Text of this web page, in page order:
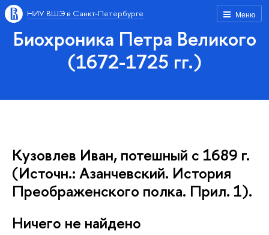
Меню
НИУ ВШЭ в Санкт-Петербурге
Биохроника Петра Великого
(1672-1725 гг.)
Кузовлев Иван, потешный с 1689 г.
(Источн.: Азанчевский. История
Преображенского полка. Прил. 1).
Ничего не найдено